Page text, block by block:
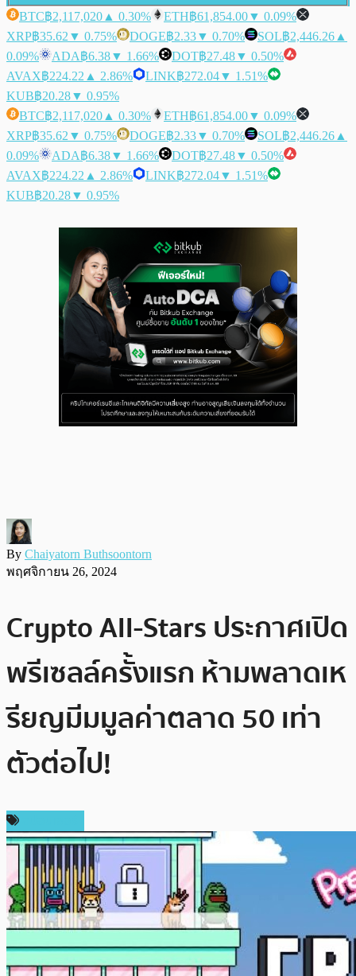
BTC฿2,117,020 ▲ 0.30% ETH฿61,854.00▼ 0.09%
XRP฿35.62 ▼ 0.75% DOGE฿2.33▼ 0.70% SOL฿2,446.26 ▲
0.09%
ADA฿6.38▼ 1.66% DOT฿27.48▼ 0.50%
AVAX฿224.22 ▲ 2.86% LINK฿272.04▼ 1.51%
KUB฿20.28▼ 0.95%
BTC฿2,117,020 ▲ 0.30% ETH฿61,854.00▼ 0.09%
XRP฿35.62 ▼ 0.75% DOGE฿2.33▼ 0.70% SOL฿2,446.26 ▲
0.09%
ADA฿6.38▼ 1.66% DOT฿27.48▼ 0.50%
AVAX฿224.22 ▲ 2.86% LINK฿272.04▼ 1.51%
KUB฿20.28▼ 0.95%
By Chaiyatorn Buthsoontorn
พฤศจิกายน 26, 2024
Crypto All-Stars ประกาศเปิด
พรีเซลล์ครั้งแรก ห้ามพลาดเห
รียญมีมมูลค่าตลาด 50 เท่า
ตัวต่อไป!